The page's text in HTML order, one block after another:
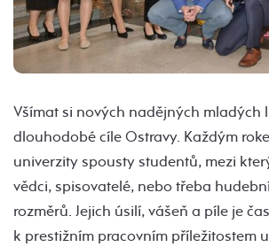
Všímat si nových nadějných mladých
dlouhodobé cíle Ostravy. Každým
univerzity spousty studentů, mezi
vědci, spisovatelé, nebo třeba
rozměrů. Jejich úsilí, vášeň a píle je
k prestižním pracovním příležitostem